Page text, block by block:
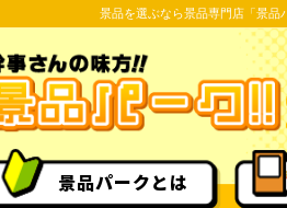
景品を選ぶなら景品専門店「景品
景品パークとは